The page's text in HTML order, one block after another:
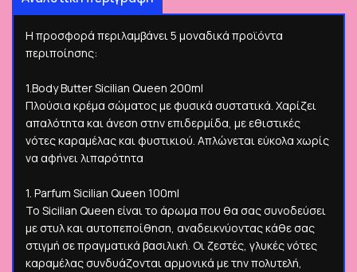
Η προσφορά περιλαμβάνει 5 μοναδικά προϊόντα
περιποίησης:
1.Body Butter Sicilian Queen 200ml
Πλούσια κρέμα σώματος με φυσικά συστατικά. Χαρίζει
απαλότητα και άνεση στην επιδερμίδα, με εθιστικές
νότες καραμέλας και φυστικιού. Απλώνεται εύκολα χωρίς
να αφήνει λιπαρότητα
1. Parfum Sicilian Queen 100ml
Το Sicilian Queen είναι το άρωμα που θα σας συνοδεύσει
με στυλ και αυτοπεποίθηση, αναδεικνύοντας κάθε σας
στιγμή σε πραγματικά βασιλική. Οι ζεστές, γλυκές νότες
καραμέλας συνδυάζονται αρμονικά με την πολυτελή,